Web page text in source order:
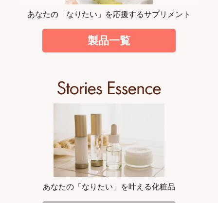
あなたの「なりたい」を応援するサプリメント
製品一覧
あなたの「なりたい」を叶える化粧品